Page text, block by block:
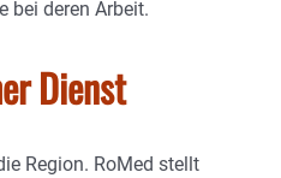
bei deren Arbeit.
Dienst
Region. RoMed stellt